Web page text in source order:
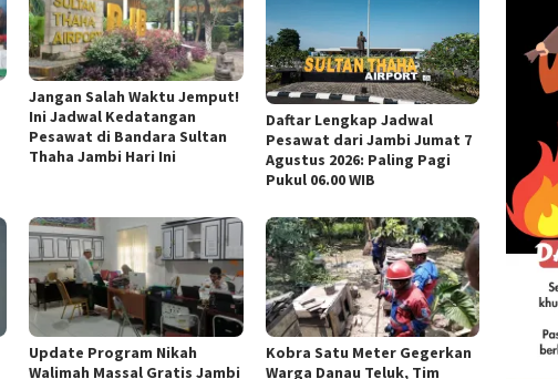
Jangan Salah Waktu Jemput!
Ini Jadwal Kedatangan
Pesawat di Bandara Sultan
Thaha Jambi Hari Ini
Daftar Lengkap Jadwal
Pesawat dari Jambi Jumat 7
Agustus 2026: Paling Pagi
Pukul 06.00 WIB
Update Program Nikah
Walimah Massal Gratis Jambi
Kobra Satu Meter Gegerkan
Warga Danau Teluk, Tim